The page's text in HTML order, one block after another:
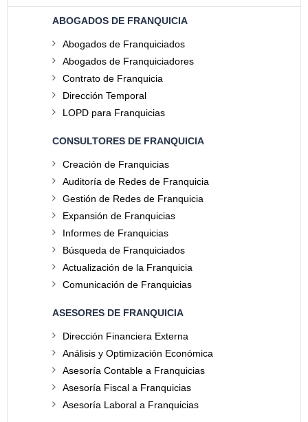
ABOGADOS DE FRANQUICIA
Abogados de Franquiciados
Abogados de Franquiciadores
Contrato de Franquicia
Dirección Temporal
LOPD para Franquicias
CONSULTORES DE FRANQUICIA
Creación de Franquicias
Auditoría de Redes de Franquicia
Gestión de Redes de Franquicia
Expansión de Franquicias
Informes de Franquicias
Búsqueda de Franquiciados
Actualización de la Franquicia
Comunicación de Franquicias
ASESORES DE FRANQUICIA
Dirección Financiera Externa
Análisis y Optimización Económica
Asesoría Contable a Franquicias
Asesoría Fiscal a Franquicias
Asesoría Laboral a Franquicias